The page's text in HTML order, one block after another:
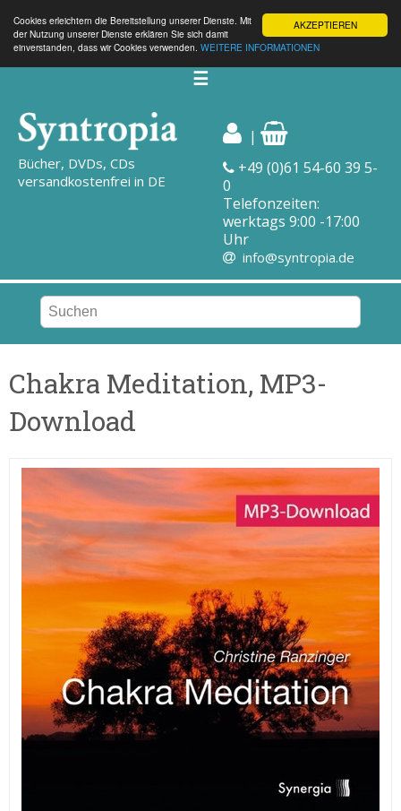
AKZEPTIEREN
Cookies erleichtern die Bereitstellung unserer Dienste. Mit
der Nutzung unserer Dienste erklären Sie sich damit
einverstanden, dass wir Cookies verwenden. WEITERE INFORMATIONEN
☰
Bücher, DVDs, CDs
versandkostenfrei in DE
|
+49 (0)61 54-60 39 5-
0
Telefonzeiten:
werktags 9:00 -17:00
Uhr
info@syntropia.de
Chakra Meditation, MP3-
Download